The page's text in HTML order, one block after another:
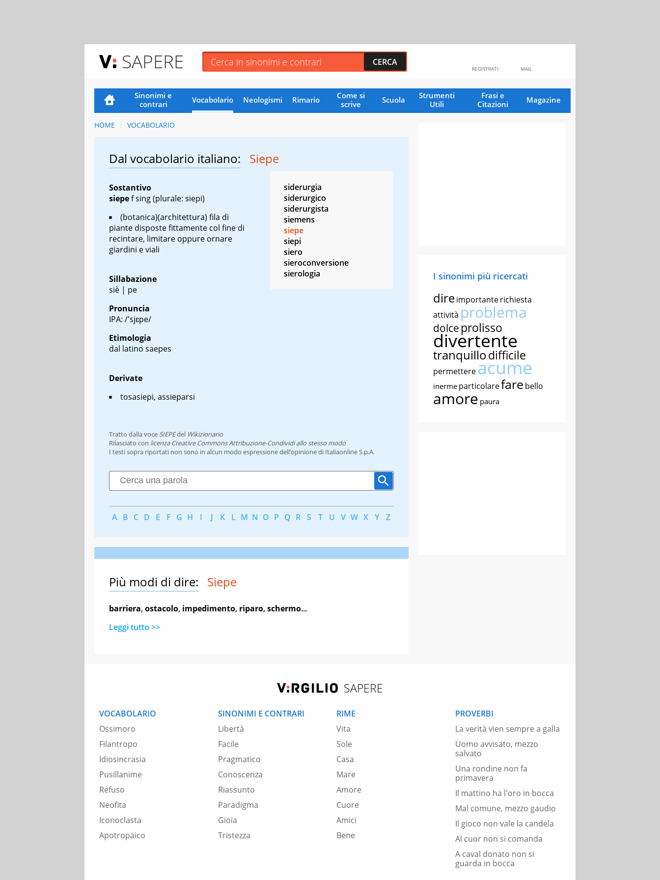
SAPERE MAIL
REGISTRATI
Sinonimi e
contrari
Vocabolario Neologismi Rimario
Come si
scrive
Scuola
Strumenti
Utili
Frasi e
Citazioni
Magazine
HOME VOCABOLARIO
Dal vocabolario italiano: Siepe
Sostantivo
siepef sing(plurale: siepi)
(botanica)(architettura) fila di
piante disposte fittamente col fine di
recintare, limitare oppure ornare
giardini e viali
Sillabazione
siè | pe
Pronuncia
IPA: /'sjɛpe/
Etimologia
dal latino saepes
Derivate
tosasiepi, assieparsi
siderurgia
siderurgico
siderurgista
siemens
siepe
siepi
siero
sieroconversione
sierologia
Tratto dalla voce SIEPEdel Wikizionario
Rilasciato con licenza Creative Commons Attribuzione-Condividi allo stesso modo
I testi sopra riportati non sono in alcun modo espressione dell’opinione di Italiaonline S.p.A.
A B C D E F G H I J K L M N O P Q R S T U V W X Y Z
Più modi di dire: Siepe
barriera,ostacolo, impedimento, riparo,schermo...
Leggi tutto >>
I sinonimi più ricercati
direimportanterichiesta
attività problema
dolce prolisso
divertente
tranquillodifficile
permettereacume
inerme particolarefare bello
amore paura
SAPERE
VOCABOLARIO
Ossimoro
Filantropo
Idiosincrasia
Pusillanime
Refuso
Neofita
Iconoclasta
Apotropaico
SINONIMI E CONTRARI
Libertà
Facile
Pragmatico
Conoscenza
Riassunto
Paradigma
Gioia
Tristezza
RIME
Vita
Sole
Casa
Mare
Amore
Cuore
Amici
Bene
PROVERBI
La verità vien sempre a galla
Uomo avvisato, mezzo
salvato
Una rondine non fa
primavera
Il mattino ha l'oro in bocca
Mal comune, mezzo gaudio
Il gioco non vale la candela
Al cuor non si comanda
A caval donato non si
guarda in bocca